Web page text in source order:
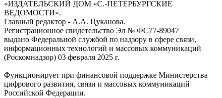
«ИЗДАТЕЛЬСКИЙ ДОМ «С.-ПЕТЕРБУРГСКИЕ
ВЕДОМОСТИ».
Главный редактор - А.А. Цуканова.
Регистрационное свидетельство Эл № ФС77-89047
выдано Федеральной службой по надзору в сфере связи,
информационных технологий и массовых коммуникаций
(Роскомнадзор) 03 февраля 2025 г.
Функционирует при финансовой поддержке Министерства
цифрового развития, связи и массовых коммуникаций
Российской Федерации.